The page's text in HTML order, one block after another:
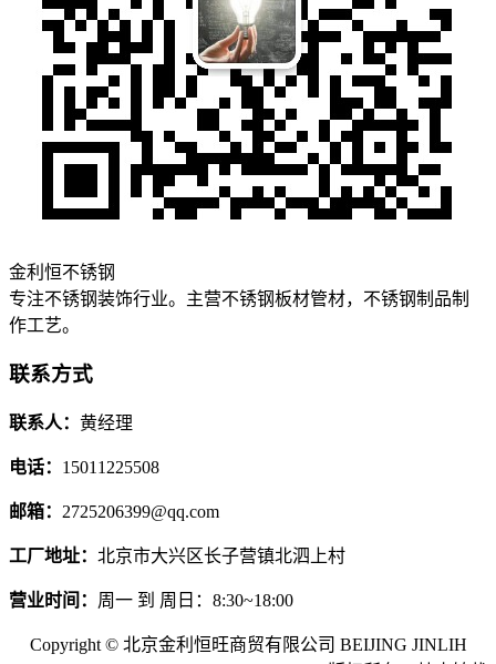
金利恒不锈钢
专注不锈钢装饰行业。主营不锈钢板材管材，不锈钢制品制
作工艺。
联系方式
联系人： 黄经理
电话： 15011225508
邮箱： 2725206399@qq.com
工厂地址： 北京市大兴区长子营镇北泗上村
营业时间： 周一 到 周日：8:30~18:00
Copyright © 北京金利恒旺商贸有限公司 BEIJING JINLIH